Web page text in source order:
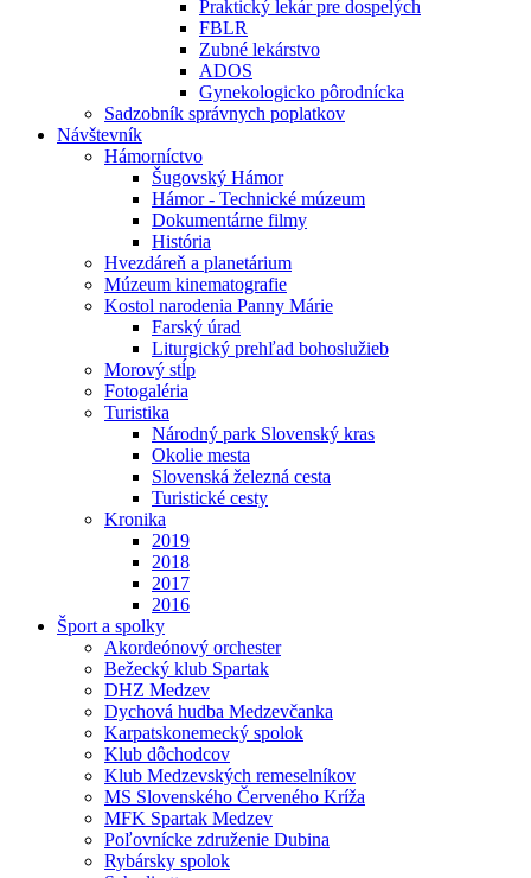
Praktický lekár pre dospelých
FBLR
Zubné lekárstvo
ADOS
Gynekologicko pôrodnícka
Sadzobník správnych poplatkov
Návštevník
Hámorníctvo
Šugovský Hámor
Hámor - Technické múzeum
Dokumentárne filmy
História
Hvezdáreň a planetárium
Múzeum kinematografie
Kostol narodenia Panny Márie
Farský úrad
Liturgický prehľad bohoslužieb
Morový stĺp
Fotogaléria
Turistika
Národný park Slovenský kras
Okolie mesta
Slovenská železná cesta
Turistické cesty
Kronika
2019
2018
2017
2016
Šport a spolky
Akordeónový orchester
Bežecký klub Spartak
DHZ Medzev
Dychová hudba Medzevčanka
Karpatskonemecký spolok
Klub dôchodcov
Klub Medzevských remeselníkov
MS Slovenského Červeného Kríža
MFK Spartak Medzev
Poľovnícke združenie Dubina
Rybársky spolok